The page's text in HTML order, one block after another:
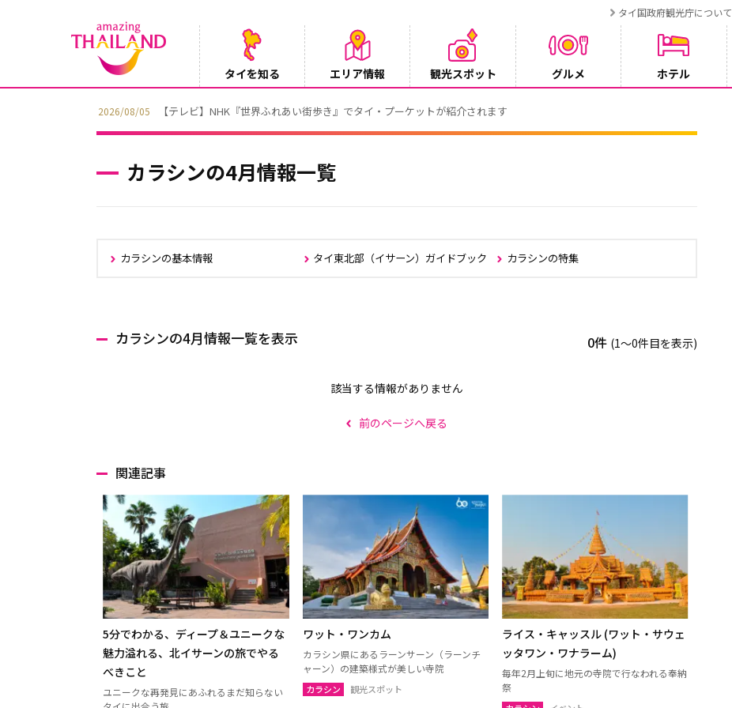
タイ国政府観光庁について
タイを知る エリア情報 観光スポット グルメ ホテル
2026/08/05 【テレビ】NHK『世界ふれあい街歩き』でタイ・プーケットが紹介されます
カラシンの4月情報一覧
カラシンの基本情報 タイ東北部（イサーン）ガイドブック カラシンの特集
カラシンの4月情報一覧を表示 0件 (1〜0件目を表示)
該当する情報がありません
前のページへ戻る
関連記事
5分でわかる、ディープ＆ユニークな
魅力溢れる、北イサーンの旅でやる
べきこと
ユニークな再発見にあふれるまだ知らない
ワット・ワンカム
カラシン県にあるラーンサーン（ラーンチ
ャーン）の建築様式が美しい寺院
カラシン 観光スポット
ライス・キャッスル (ワット・サウェ
ッタワン・ワナラーム)
毎年2月上旬に地元の寺院で行なわれる奉納
祭